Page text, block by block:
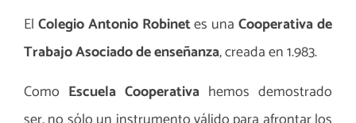
El Colegio Antonio Robinetes unaCooperativa de
Trabajo Asociado de enseñanza, creada en 1.983.
Como Escuela Cooperativa hemos demostrado